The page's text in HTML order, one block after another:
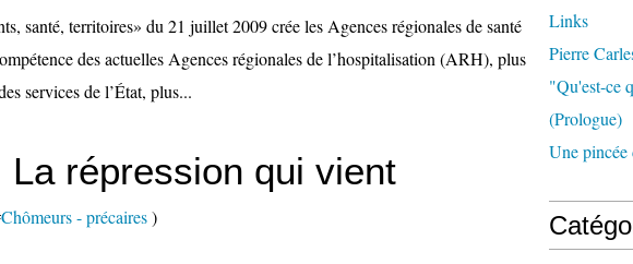
santé, territoires» du 21 juillet 2009 crée les Agences régionales de santé
des actuelles Agences régionales de l’hospitalisation (ARH), plus
services de l’État, plus...
La répression qui vient
Chômeurs - précaires)
Links
Pierre
"Qu'est-ce
(Prologue)
Une pincée